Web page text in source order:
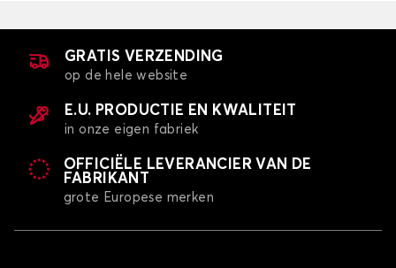
GRATIS VERZENDING
op de hele website
E.U. PRODUCTIE EN KWALITEIT
in onze eigen fabriek
OFFICIËLE LEVERANCIER VAN DE
FABRIKANT
grote Europese merken